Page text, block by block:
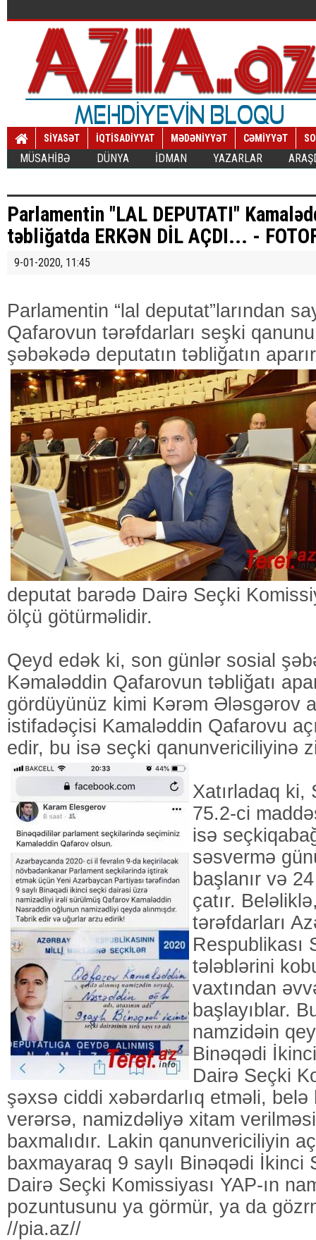
SİYASƏT İQTİSADİYYAT MƏDƏNİYYƏT CƏMİYYƏT
MÜSAHİBƏ DÜNYA İDMAN YAZARLAR
Parlamentin "LAL DEPUTATI"
təbliğatda ERKƏN DİL AÇDI... -
9-01-2020, 11:45
Parlamentin “lal deputat”larından
Qafarovun tərəfdarları seşki
şəbəkədə deputatın təbliğatın
deputat barədə Dairə Seçki
ölçü götürməlidir.
Qeyd edək ki, son günlər sosial
Kəmaləddin Qafarovun təbliğatı
gördüyünüz kimi Kərəm Ələsgərov
istifadəçisi Kamaləddin Qafarovu
edir, bu isə seçki qanunvericiliyinə
Xatırladaq ki,
75.2-ci
isə
səsvermə
başlanır və
çatır.
tərəfdarları
Respublikası
tələblərini
vaxtından
başlayıblar.
namzidəin
Binəqədi
Dairə Seçki
şəxsə ciddi xəbərdarlıq etməli, belə
verərsə, namizdəliyə xitam
baxmalıdır. Lakin qanunvericiliyin
baxmayaraq 9 saylı Binəqədi İkinci
Dairə Seçki Komissiyası YAP-ın
pozuntusunu ya görmür, ya da
//pia.az//